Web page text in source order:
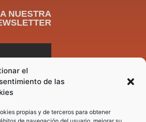
el
de las
propias y de terceros para obtener
NUESTRA